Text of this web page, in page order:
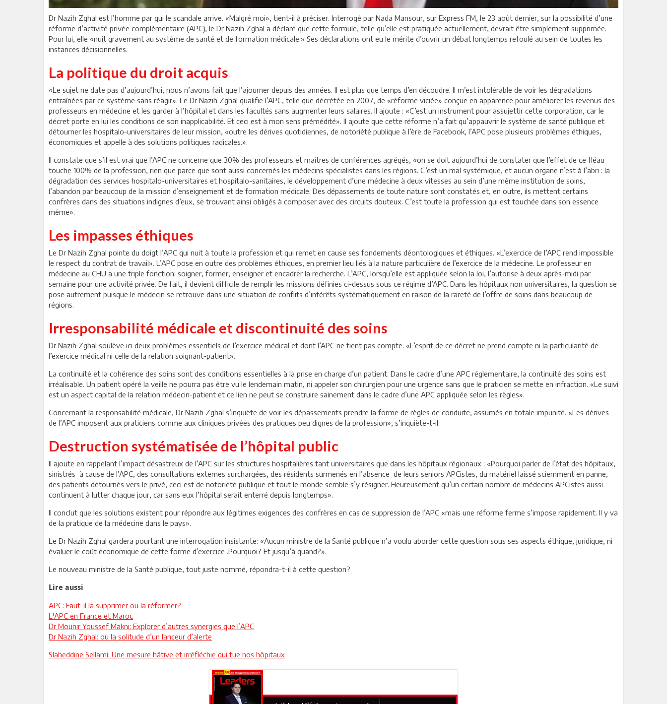
Dr Nazih Zghal est l’homme par qui le scandale arrive. «Malgré moi», tient-il à préciser. Interrogé par Nada Mansour, sur Express FM, le 23 août dernier, sur la possibilité d’une
réforme d’activité privée complémentaire (APC), le Dr Nazih Zghal a déclaré que cette formule, telle qu’elle est pratiquée actuellement, devrait être simplement supprimée.
Pour lui, elle «nuit gravement au système de santé et de formation médicale.» Ses déclarations ont eu le mérite d’ouvrir un débat longtemps refoulé au sein de toutes les
instances décisionnelles.
La politique du droit acquis
«Le sujet ne date pas d’aujourd’hui, nous n’avons fait que l’ajourner depuis des années. Il est plus que temps d’en découdre. Il m’est intolérable de voir les dégradations
entraînées par ce système sans réagir». Le Dr Nazih Zghal qualifie l’APC, telle que décrétée en 2007, de «réforme viciée» conçue en apparence pour améliorer les revenus des
professeurs en médecine et les garder à l’hôpital et dans les facultés sans augmenter leurs salaires. Il ajoute : «C’est un instrument pour assujettir cette corporation, car le
décret porte en lui les conditions de son inapplicabilité. Et ceci est à mon sens prémédité». Il ajoute que cette réforme n’a fait qu’appauvrir le système de santé publique et
détourner les hospitalo-universitaires de leur mission, «outre les dérives quotidiennes, de notoriété publique à l’ère de Facebook, l’APC pose plusieurs problèmes éthiques,
économiques et appelle à des solutions politiques radicales.».
Il constate que s’il est vrai que l’APC ne concerne que 30% des professeurs et maîtres de conférences agrégés, «on se doit aujourd’hui de constater que l’effet de ce fléau
touche 100% de la profession, rien que parce que sont aussi concernés les médecins spécialistes dans les régions. C’est un mal systémique, et aucun organe n’est à l’abri : la
dégradation des services hospitalo-universitaires et hospitalo-sanitaires, le développement d’une médecine à deux vitesses au sein d’une même institution de soins,
l’abandon par beaucoup de la mission d’enseignement et de formation médicale. Des dépassements de toute nature sont constatés et, en outre, ils mettent certains
confrères dans des situations indignes d’eux, se trouvant ainsi obligés à composer avec des circuits douteux. C’est toute la profession qui est touchée dans son essence
même».
Les impasses éthiques
Le Dr Nazih Zghal pointe du doigt l’APC qui nuit à toute la profession et qui remet en cause ses fondements déontologiques et éthiques. «L’exercice de l’APC rend impossible
le respect du contrat de travail». L’APC pose en outre des problèmes éthiques, en premier lieu liés à la nature particulière de l’exercice de la médecine. Le professeur en
médecine au CHU a une triple fonction: soigner, former, enseigner et encadrer la recherche. L’APC, lorsqu’elle est appliquée selon la loi, l’autorise à deux après-midi par
semaine pour une activité privée. De fait, il devient difficile de remplir les missions définies ci-dessus sous ce régime d’APC. Dans les hôpitaux non universitaires, la question se
pose autrement puisque le médecin se retrouve dans une situation de conflits d’intérêts systématiquement en raison de la rareté de l’offre de soins dans beaucoup de
régions.
Irresponsabilité médicale et discontinuité des soins
Dr Nazih Zghal soulève ici deux problèmes essentiels de l’exercice médical et dont l’APC ne tient pas compte. «L’esprit de ce décret ne prend compte ni la particularité de
l’exercice médical ni celle de la relation soignant-patient».
La continuité et la cohérence des soins sont des conditions essentielles à la prise en charge d’un patient. Dans le cadre d’une APC réglementaire, la continuité des soins est
irréalisable. Un patient opéré la veille ne pourra pas être vu le lendemain matin, ni appeler son chirurgien pour une urgence sans que le praticien se mette en infraction. «Le suivi
est un aspect capital de la relation médecin-patient et ce lien ne peut se construire sainement dans le cadre d’une APC appliquée selon les règles».
Concernant la responsabilité médicale, Dr Nazih Zghal s’inquiète de voir les dépassements prendre la forme de règles de conduite, assumés en totale impunité. «Les dérives
de l’APC imposent aux praticiens comme aux cliniques privées des pratiques peu dignes de la profession», s’inquiète-t-il.
Destruction systématisée de l’hôpital public
Il ajoute en rappelant l’impact désastreux de l’APC sur les structures hospitalières tant universitaires que dans les hôpitaux régionaux : «Pourquoi parler de l’état des hôpitaux,
sinistrés à cause de l’APC, des consultations externes surchargées, des résidents surmenés en l’absence de leurs seniors APCistes, du matériel laissé sciemment en panne,
des patients détournés vers le privé, ceci est de notoriété publique et tout le monde semble s’y résigner. Heureusement qu’un certain nombre de médecins APCistes aussi
continuent à lutter chaque jour, car sans eux l’hôpital serait enterré depuis longtemps».
Il conclut que les solutions existent pour répondre aux légitimes exigences des confrères en cas de suppression de l’APC «mais une réforme ferme s’impose rapidement. Il y va
de la pratique de la médecine dans le pays».
Le Dr Nazih Zghal gardera pourtant une interrogation insistante: «Aucun ministre de la Santé publique n’a voulu aborder cette question sous ses aspects éthique, juridique, ni
évaluer le coût économique de cette forme d’exercice .Pourquoi? Et jusqu’à quand?».
Le nouveau ministre de la Santé publique, tout juste nommé, répondra-t-il à cette question?
Lire aussi
APC: Faut-il la supprimer ou la réformer?
L'APC en France et Maroc
Dr Mounir Youssef Makni: Explorer d’autres synergies que l’APC
Dr Nazih Zghal: ou la solitude d’un lanceur d’alerte
Slaheddine Sellami: Une mesure hâtive et irréfléchie qui tue nos hôpitaux